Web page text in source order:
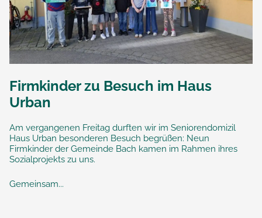
Firmkinder zu Besuch im Haus
Urban
Am vergangenen Freitag durften wir im Seniorendomizil
Haus Urban besonderen Besuch begrüßen: Neun
Firmkinder der Gemeinde Bach kamen im Rahmen ihres
Sozialprojekts zu uns.
Gemeinsam...